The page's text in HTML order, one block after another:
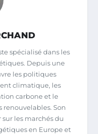
spécialisé dans les
Depuis une
les politiques
climatique, les
carbone et le
Son
les marchés du
en Europe et